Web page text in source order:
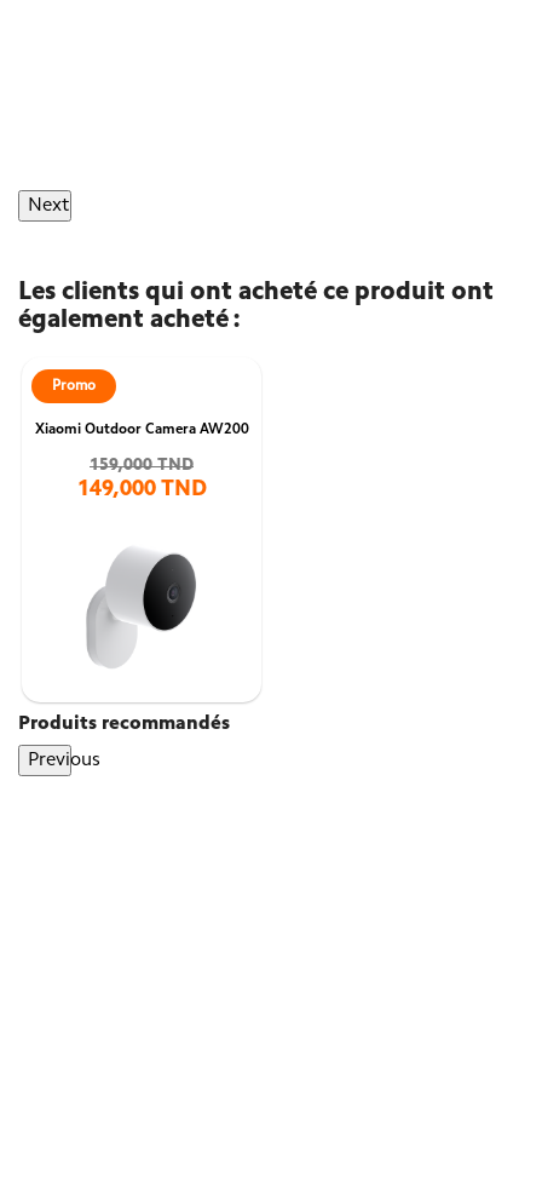
Next
Les clients qui ont acheté ce produit ont
également acheté :
Xiaomi Outdoor Camera AW200
159,000 TND
149,000 TND
Promo
Produits recommandés
Previous